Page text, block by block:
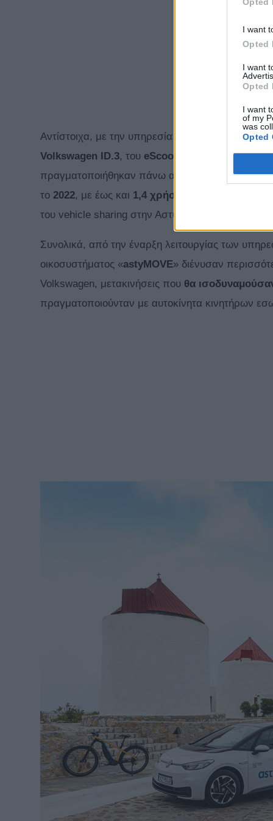
I want
Opted
I want
Opted
I want
of my
was
Opted
Αντίστοιχα, με την υπηρεσία « » η οποία
Volkswagen ID.3, του eScooter SEAT MO 125
πραγματοποιήθηκαν πάνω από
895 διαδρομές
το 2022, με έως και 1,4 χρήστες την ημέρα
του vehicle sharing στην Αστυπάλαια.
Συνολικά, από την έναρξη λειτουργίας των
οικοσυστήματος «astyMOVE» διένυσαν
Volkswagen, μετακινήσεις που θα
πραγματοποιούνταν με αυτοκίνητα κινητήρων